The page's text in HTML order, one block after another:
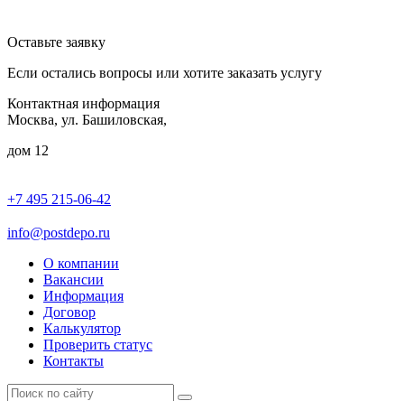
Оставьте заявку
Если остались вопросы или хотите заказать услугу
Контактная информация
Москва, ул. Башиловская,
дом 12
+7 495 215-06-42
info@postdepo.ru
О компании
Вакансии
Информация
Договор
Калькулятор
Проверить статус
Контакты